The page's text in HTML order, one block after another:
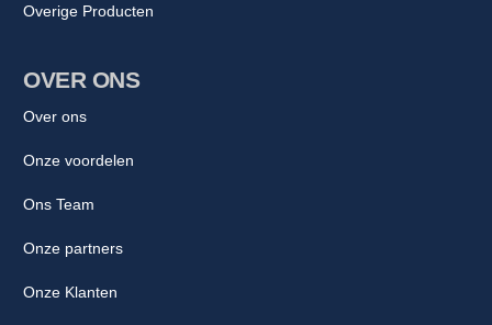
Overige Producten
OVER ONS
Over ons
Onze voordelen
Ons Team
Onze partners
Onze Klanten